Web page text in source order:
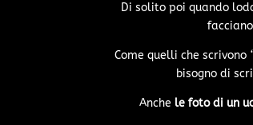
Di solito poi quando
Come quelli che scrivono
bisogno di
Anche le foto di un